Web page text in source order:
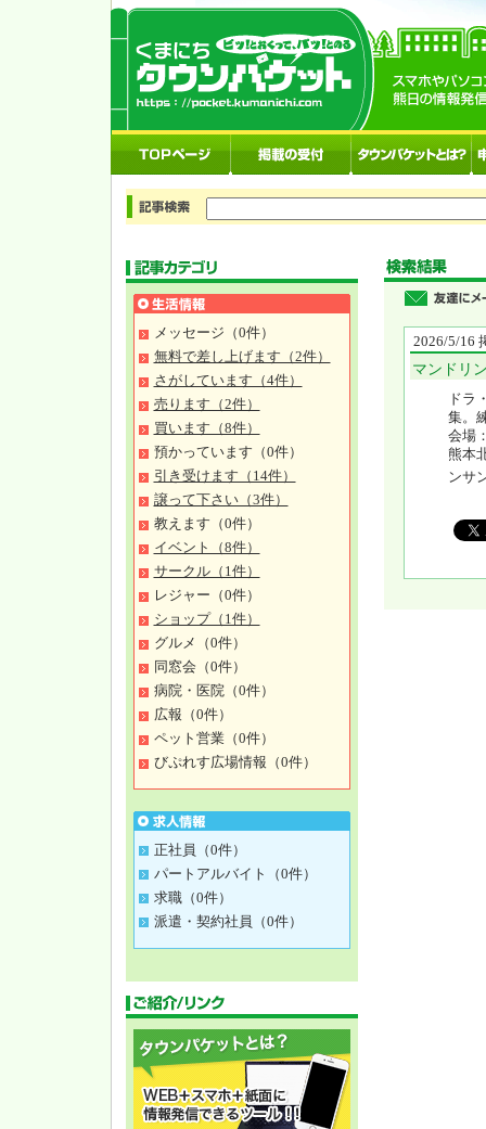
メッセージ（0件）
無料で差し上げます（2件）
さがしています（4件）
売ります（2件）
買います（8件）
預かっています（0件）
引き受けます（14件）
譲って下さい（3件）
教えます（0件）
イベント（8件）
サークル（1件）
レジャー（0件）
ショップ（1件）
グルメ（0件）
同窓会（0件）
病院・医院（0件）
広報（0件）
ペット営業（0件）
びぷれす広場情報（0件）
正社員（0件）
パートアルバイト（0件）
求職（0件）
派遣・契約社員（0件）
2026/5/16
マンドリ
ドラ
集。
会場
熊本
ンサ